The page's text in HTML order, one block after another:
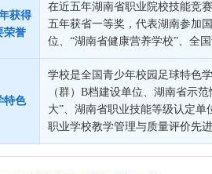
获得
荣誉
在近五年湖南省职业院校技能竞
五年获省一等奖，代表湖南参加
位、“湖南省健康营养学校”、全
特色
学校是全国青少年校园足球特色
（群）B档建设单位、湖南省示
大”、湖南省职业技能等级认定
职业学校教学管理与质量评价先